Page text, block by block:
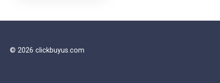
© 2026 clickbuyus.com